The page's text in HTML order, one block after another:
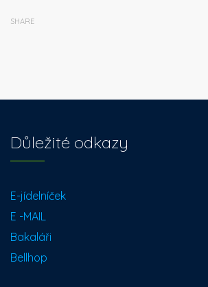
SHARE
Důležité odkazy
E-jídelníček
E -MAIL
Bakaláři
Bellhop